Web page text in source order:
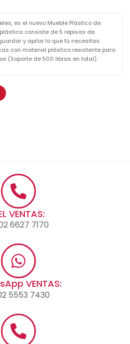
es el nuevo Mueble Plástico de
consiste de 5 repisas de
y apilar lo que tú necesitas.
con material plástico resistente para
(Soporte de 500 libras en total).
VENTAS:
6627 7170
VENTAS:
5553 7430